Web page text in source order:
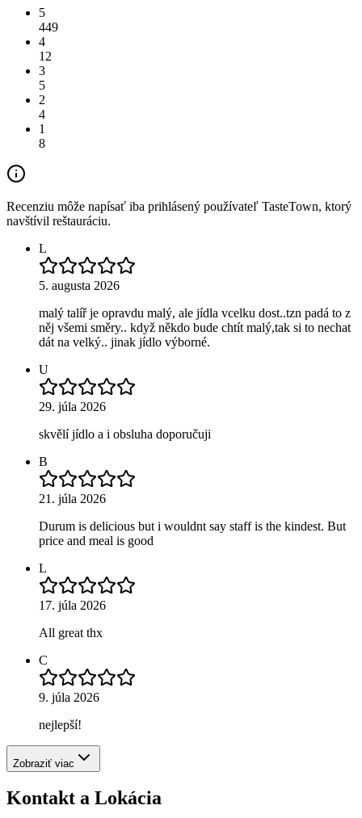
5
449
4
12
3
5
2
4
1
8
Recenziu môže napísať iba prihlásený používateľ TasteTown, ktorý
navštívil reštauráciu.
L
5. augusta 2026
malý talíř je opravdu malý, ale jídla vcelku dost..tzn padá to z
něj všemi směry.. když někdo bude chtít malý,tak si to nechat
dát na velký.. jinak jídlo výborné.
U
29. júla 2026
skvělí jídlo a i obsluha doporučuji
B
21. júla 2026
Durum is delicious but i wouldnt say staff is the kindest. But
price and meal is good
L
17. júla 2026
All great thx
C
9. júla 2026
nejlepší!
Zobraziť viac
Kontakt a Lokácia